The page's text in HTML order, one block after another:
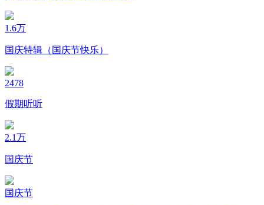
1.6万
国庆特辑（国庆节快乐）
2478
假期听听
2.1万
国庆节
国庆节